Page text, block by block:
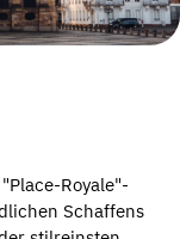
Royale"-
Schaffens